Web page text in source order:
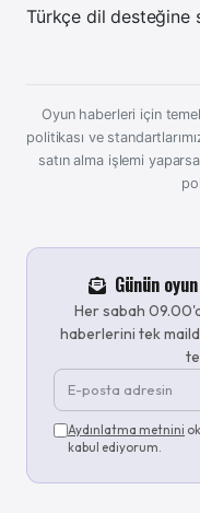
Türkçe dil desteğine
Oyun haberleri için
politikası ve
satın alma işlemi
Günün
Her sabah
haberlerini tek
Aydınlatma metnini
kabul ediyorum.